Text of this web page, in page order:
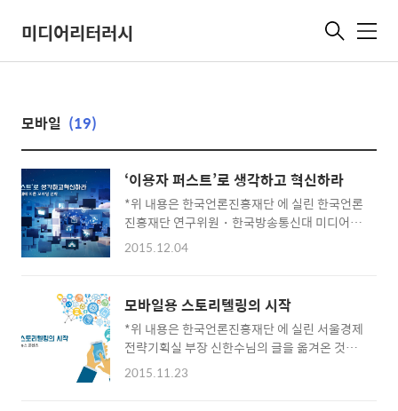
미디어리터러시 메
모바일 (19)
‘이용자 퍼스트’로 생각하고 혁신하라
*위 내용은 한국언론진흥재단 에 실린 한국언론
진흥재단 연구위원・한국방송통신대 미디어영
상학과 교수 김선호・김옥태님의 글을 옮겨온
뉴스 포맷은 최근에 주목받기 시작한 분야라서
선행 연구가 많지는 않았습니다. 몇 개 안되는
연구 중에 눈에 띄는 것이 케빈 반허스트(Kevin
Barnhurst)가 하버드대 쇼렌스타인센터에 체
류하면서 2002년에 발간한 보고서였습니다. 당
2015.12.04
모바일용 스토리텔링의 시작
*위 내용은 한국언론진흥재단 에 실린 서울경제
전략기획실 부장 신한수님의 글을 옮겨온 것입
니다. “기-승-전-카드뉴스.” 요즘 모바일에 대
2015.11.23